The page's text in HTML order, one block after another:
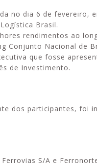
no dia 6 de fevereiro,
Brasil.
rendimentos ao
Conjunto Nacional de
que fosse
de Investimento.
dos participantes, foi
S/A e
Aproveite a
com o Sesi
e